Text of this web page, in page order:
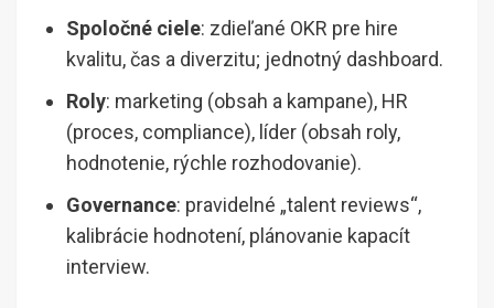
Spoločné ciele: zdieľané OKR pre hire
kvalitu, čas a diverzitu; jednotný dashboard.
Roly: marketing (obsah a kampane), HR
(proces, compliance), líder (obsah roly,
hodnotenie, rýchle rozhodovanie).
Governance: pravidelné „talent reviews“,
kalibrácie hodnotení, plánovanie kapacít
interview.